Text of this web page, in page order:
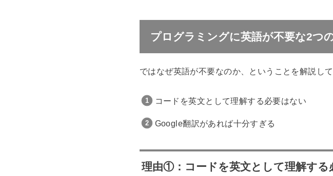
プログラミングに英語が不要な2つ
ではなぜ英語が不要なのか、ということを解説し
コードを英文として理解する必要はない
Google翻訳があれば十分すぎる
理由①：コードを英文として理解する